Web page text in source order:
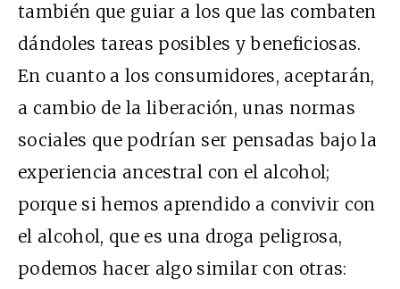
también que guiar a los que las combaten
dándoles tareas posibles y beneficiosas.
En cuanto a los consumidores, aceptarán,
a cambio de la liberación, unas normas
sociales que podrían ser pensadas bajo la
experiencia ancestral con el alcohol;
porque si hemos aprendido a convivir con
el alcohol, que es una droga peligrosa,
podemos hacer algo similar con otras: